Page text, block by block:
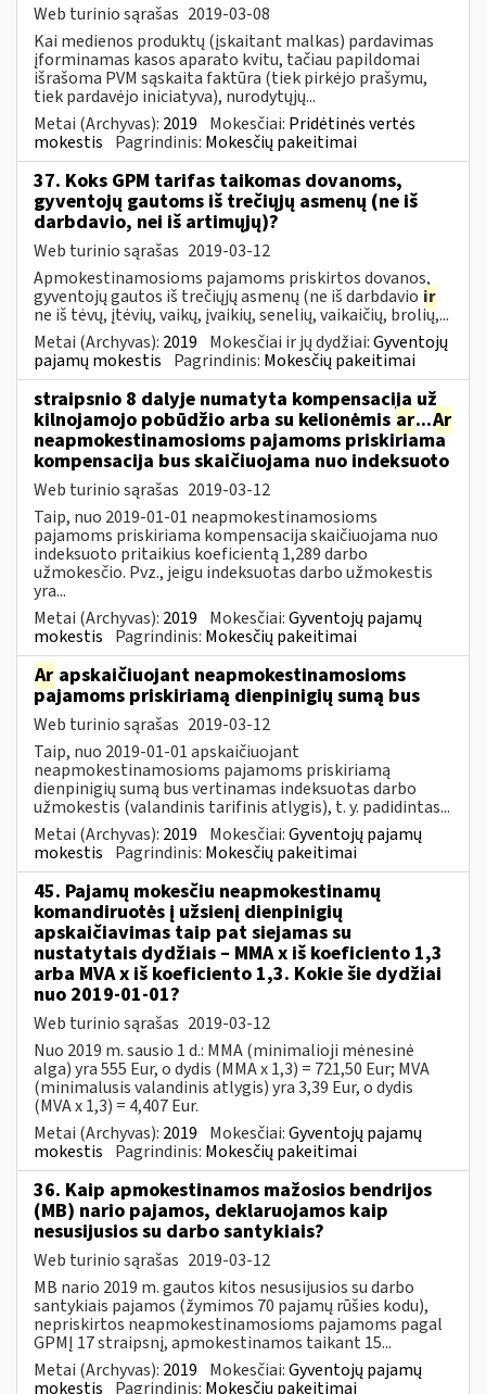
Web turinio sąrašas 2019-03-08
Kai medienos produktų (įskaitant malkas) pardavimas
įforminamas kasos aparato kvitu, tačiau papildomai
išrašoma PVM sąskaita faktūra (tiek pirkėjo prašymu,
tiek pardavėjo iniciatyva), nurodytųjų...
Metai (Archyvas): 2019 Mokesčiai: Pridėtinės vertės
mokestis Pagrindinis: Mokesčių pakeitimai
37. Koks GPM tarifas taikomas dovanoms,
gyventojų gautoms iš trečiųjų asmenų (ne iš
darbdavio, nei iš artimųjų)?
Web turinio sąrašas 2019-03-12
Apmokestinamosioms pajamoms priskirtos dovanos,
gyventojų gautos iš trečiųjų asmenų (ne iš darbdavio ir
ne iš tėvų, įtėvių, vaikų, įvaikių, senelių, vaikaičių, brolių,...
Metai (Archyvas): 2019 Mokesčiai ir jų dydžiai:Gyventojų
pajamų mokestis Pagrindinis: Mokesčių pakeitimai
straipsnio 8 dalyje numatyta kompensacija už
kilnojamojo pobūdžio arba su kelionėmis ar...Ar
neapmokestinamosioms pajamoms priskiriama
kompensacija bus skaičiuojama nuo indeksuoto
Web turinio sąrašas 2019-03-12
Taip, nuo 2019-01-01 neapmokestinamosioms
pajamoms priskiriama kompensacija skaičiuojama nuo
indeksuoto pritaikius koeficientą 1,289 darbo
užmokesčio. Pvz., jeigu indeksuotas darbo užmokestis
yra...
Metai (Archyvas): 2019 Mokesčiai:Gyventojų pajamų
mokestis Pagrindinis: Mokesčių pakeitimai
Ar apskaičiuojant neapmokestinamosioms
pajamoms priskiriamą dienpinigių sumą bus
Web turinio sąrašas 2019-03-12
Taip, nuo 2019-01-01 apskaičiuojant
neapmokestinamosioms pajamoms priskiriamą
dienpinigių sumą bus vertinamas indeksuotas darbo
užmokestis (valandinis tarifinis atlygis), t. y. padidintas...
Metai (Archyvas): 2019 Mokesčiai:Gyventojų pajamų
mokestis Pagrindinis: Mokesčių pakeitimai
45. Pajamų mokesčiu neapmokestinamų
komandiruotės į užsienį dienpinigių
apskaičiavimas taip pat siejamas su
nustatytais dydžiais – MMA x iš koeficiento 1,3
arba MVA x iš koeficiento 1,3. Kokie šie dydžiai
nuo 2019-01-01?
Web turinio sąrašas 2019-03-12
Nuo 2019 m. sausio 1 d.: MMA (minimalioji mėnesinė
alga) yra 555 Eur, o dydis (MMA x 1,3) = 721,50 Eur; MVA
(minimalusis valandinis atlygis) yra 3,39 Eur, o dydis
(MVA x 1,3) = 4,407 Eur.
Metai (Archyvas): 2019 Mokesčiai:Gyventojų pajamų
mokestis Pagrindinis: Mokesčių pakeitimai
36. Kaip apmokestinamos mažosios bendrijos
(MB) nario pajamos, deklaruojamos kaip
nesusijusios su darbo santykiais?
Web turinio sąrašas 2019-03-12
MB nario 2019 m. gautos kitos nesusijusios su darbo
santykiais pajamos (žymimos 70 pajamų rūšies kodu),
nepriskirtos neapmokestinamosioms pajamoms pagal
GPMĮ 17 straipsnį, apmokestinamos taikant 15...
Metai (Archyvas): 2019 Mokesčiai:Gyventojų pajamų
mokestis Pagrindinis: Mokesčių pakeitimai